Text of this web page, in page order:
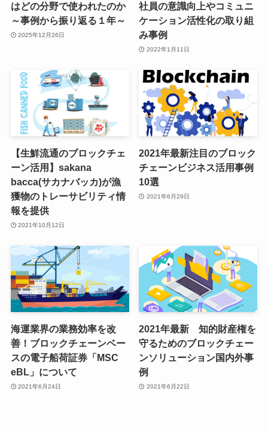
はどの分野で使われたのか
～事例から振り返る１年～
2025年12月26日
社員の意識向上やコミュニ
ケーション活性化の取り組
み事例
2022年1月11日
【生鮮流通のブロックチェ
ーン活用】sakana
bacca(サカナバッカ)が漁
獲物のトレーサビリティ情
報を提供
2021年10月12日
2021年最新注目のブロック
チェーンビジネス活用事例
10選
2021年6月29日
海運業界の業務効率を改
善！ブロックチェーンベー
スの電子船荷証券「MSC
eBL」について
2021年6月24日
2021年最新 知的財産権を
守るためのブロックチェー
ンソリューション国内外事
例
2021年6月22日